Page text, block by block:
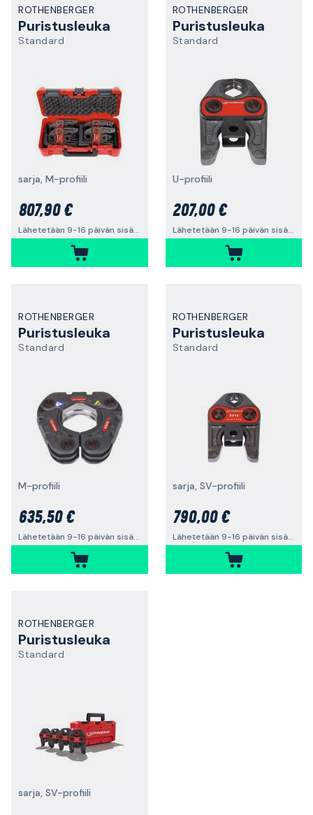
ROTHENBERGER
Puristusleuka
Standard
sarja, M-profiili
807,90 €
Lähetetään 9-16 päivän sisällä
ROTHENBERGER
Puristusleuka
Standard
U-profiili
207,00 €
Lähetetään 9-16 päivän sisällä
ROTHENBERGER
Puristusleuka
Standard
M-profiili
635,50 €
Lähetetään 9-16 päivän sisällä
ROTHENBERGER
Puristusleuka
Standard
sarja, SV-profiili
790,00 €
Lähetetään 9-16 päivän sisällä
ROTHENBERGER
Puristusleuka
Standard
sarja, SV-profiili